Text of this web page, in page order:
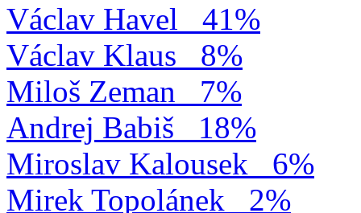
Václav Havel
41%
Václav Klaus
8%
Miloš Zeman
7%
Andrej Babiš
18%
Miroslav Kalousek
6%
Mirek Topolánek
2%